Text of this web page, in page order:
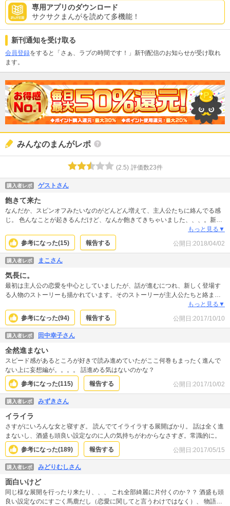
専用アプリのダウンロード
サクサクまんがを読めて多機能！
新刊通知を受け取る
会員登録をすると「さぁ、ラブの時間です！」新刊配信のお知らせが受け取れ
ます。
みんなのまんがレポ
(2.5) 評価数23件
購入者レポ ゲストさん
飽きて来た
なんだか、スピンオフみたいなのがどんどん増えて、主人公たちに絡んでる感
じ。 色んなことが起きるんだけど、なんか飽きてきちゃいました、、、。新刊
もっと見る▼
参考になった(15) 報告する 公開日:2018/04/02
購入者レポ まこさん
気長に。
最初は主人公の恋愛を中心としていましたが、話が進むにつれ、新しく登場す
る人物のストーリーも描かれています。そのストーリーが主人公たちと絡まる
ことによって、主人公自体の恋愛の進展はどんどん遅くなっているようです。
ですが、ひとりひとりの登場人物のストーリーを楽しめる方は、気長に読める
かもしれません。心の強さ、弱さ、それぞれのキャラクターから感じられる作
品です。私は、気づいたら新刊出てた～といったペースで読んでます。
もっと見る▼
参考になった(94) 報告する 公開日:2017/10/10
購入者レポ 田中幸子さん
全然進まない
スピード感があるところが好きで読み進めていたがここ何巻もまったく進んで
ない上に妄想編が。。。。 話進める気はないのかな？
参考になった(115) 報告する 公開日:2017/10/02
購入者レポ みずきさん
イライラ
さすがにいろんな女と寝すぎ。 読んでてイライラする展開ばかり。 話は全く進
まないし、酒盛も頭良い設定なのに人の気持ちがわからなさすぎ。常識的に。
参考になった(189) 報告する 公開日:2017/05/15
購入者レポ みどりむしさん
面白いけど
同じ様な展開を行ったり来たり、、、 これ全部綺麗に片付くのか？？ 酒盛も頭
良い設定なのにすごく馬鹿だし（恋愛に関してと言うわけではなく）、 物語自